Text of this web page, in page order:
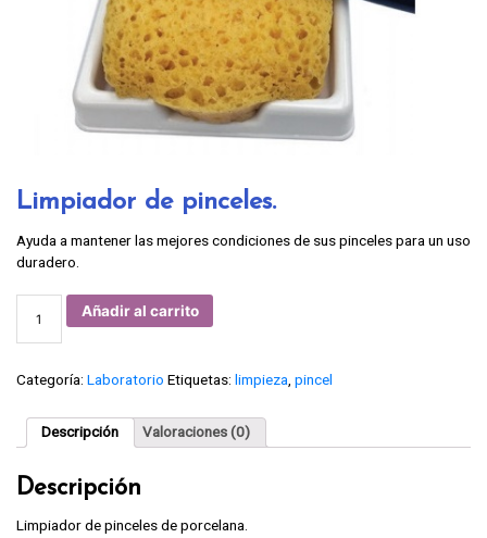
Limpiador de pinceles.
Ayuda a mantener las mejores condiciones de sus pinceles para un uso
duradero.
Limpiador
pinceles.
cantidad
Añadir al carrito
Categoría: Laboratorio Etiquetas: limpieza, pincel
Descripción Valoraciones (0)
Descripción
Limpiador de pinceles de porcelana.